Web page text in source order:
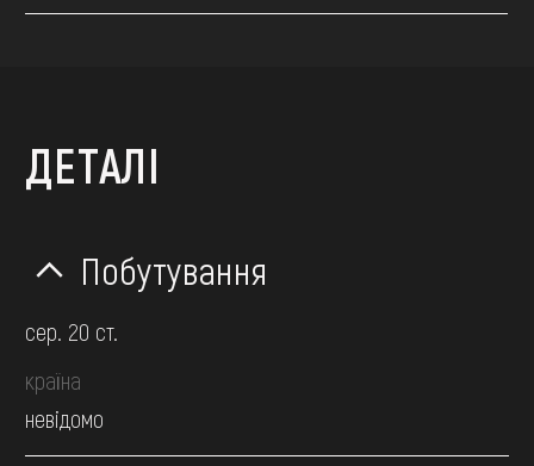
ДЕТАЛІ
Побутування
сер. 20 ст.
країна
невідомо